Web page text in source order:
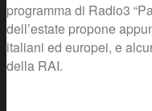
programma di Radio3
dell’estate propone
italiani ed europei, e
della RAI.